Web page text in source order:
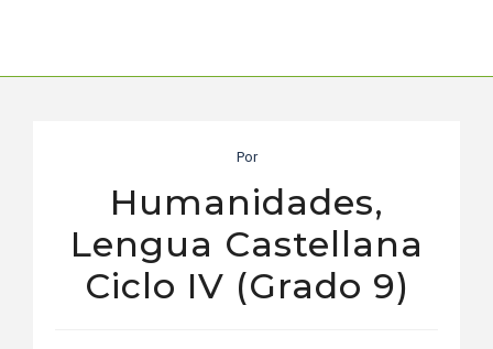
Por
Humanidades,
Lengua Castellana
Ciclo IV (Grado 9)